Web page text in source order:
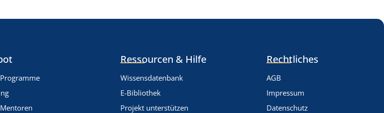
Ressourcen & Hilfe
Wissensdatenbank
E-Bibliothek
Projekt unterstützen
Rechtliches
AGB
Impressum
Datenschutz